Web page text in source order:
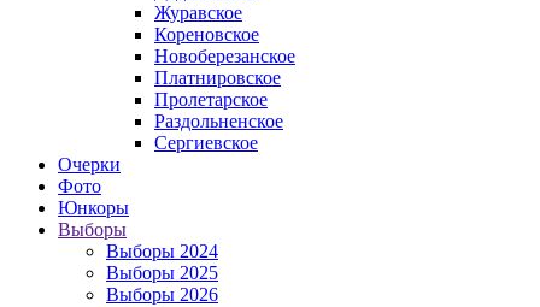
Журавское
Кореновское
Новоберезанское
Платнировское
Пролетарское
Раздольненское
Сергиевское
Очерки
Фото
Юнкоры
Выборы
Выборы 2024
Выборы 2025
Выборы 2026